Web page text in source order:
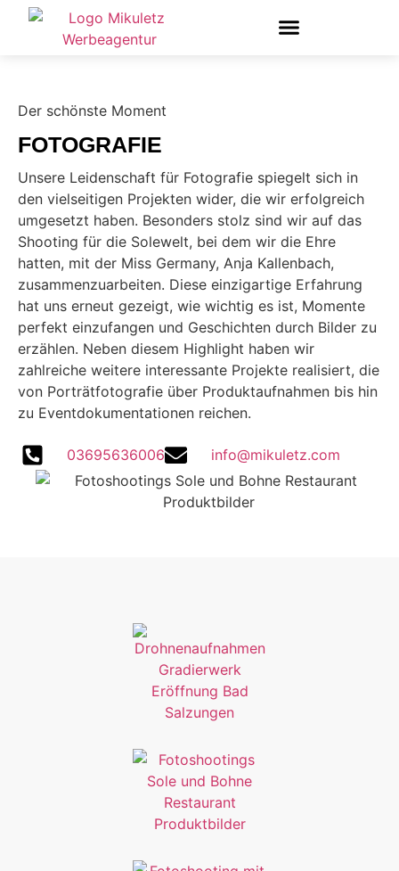
Der schönste Moment
FOTOGRAFIE
Unsere Leidenschaft für Fotografie spiegelt sich in
den vielseitigen Projekten wider, die wir erfolgreich
umgesetzt haben. Besonders stolz sind wir auf das
Shooting für die Solewelt, bei dem wir die Ehre
hatten, mit der Miss Germany, Anja Kallenbach,
zusammenzuarbeiten. Diese einzigartige Erfahrung
hat uns erneut gezeigt, wie wichtig es ist, Momente
perfekt einzufangen und Geschichten durch Bilder zu
erzählen. Neben diesem Highlight haben wir
zahlreiche weitere interessante Projekte realisiert, die
von Porträtfotografie über Produktaufnahmen bis hin
zu Eventdokumentationen reichen.
03695636006 info@mikuletz.com